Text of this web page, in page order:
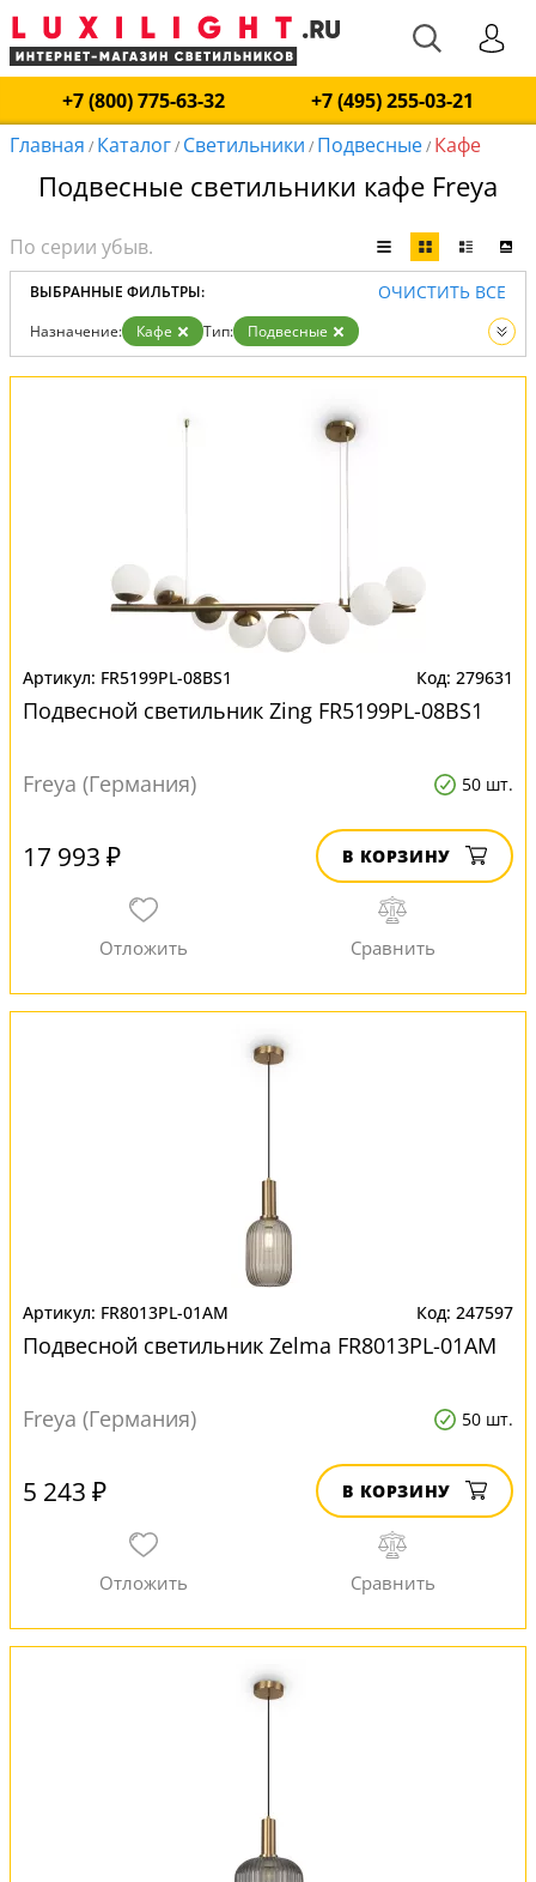
+7 (800) 775-63-32
+7 (495) 255-03-21
Главная / Каталог/ Светильники / Подвесные/ Кафе
Подвесные светильники кафе Freya
ВЫБРАННЫЕ ФИЛЬТРЫ: ОЧИСТИТЬ ВСЕ
Назначение: Кафе Тип:
Подвесные
Вид:
Светильники
FR5199PL-08BS1 279631
Подвесной светильник Zing FR5199PL-08BS1
Freya (Германия) 50 шт.
17 993 ₽ В КОРЗИНУ
FR8013PL-01AM 247597
Подвесной светильник Zelma FR8013PL-01AM
Freya (Германия) 50 шт.
5 243 ₽ В КОРЗИНУ